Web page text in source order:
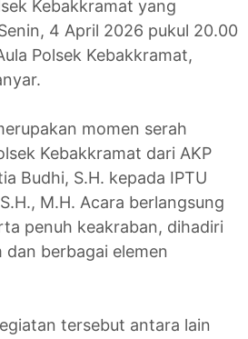
Kebakkramat yang
4 April 2026 pukul 20.00
Polsek Kebakkramat,
momen serah
Kebakkramat dari AKP
Budhi, S.H. kepada IPTU
M.H. Acara berlangsung
penuh keakraban, dihadiri
berbagai elemen
tersebut antara lain